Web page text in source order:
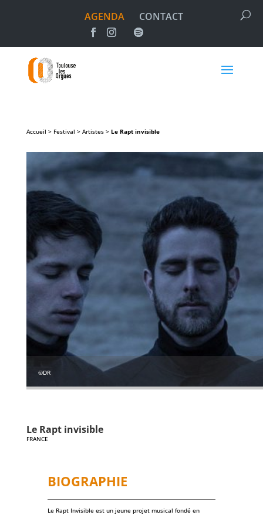
AGENDA CONTACT
Accueil > Festival > Artistes > Le Rapt invisible
©DR
Le Rapt invisible
FRANCE
BIOGRAPHIE
Le Rapt Invisible est un jeune projet musical fondé en